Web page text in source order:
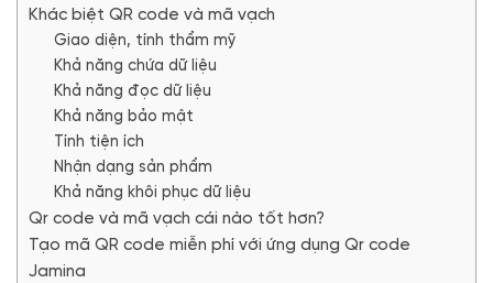
Khác biệt QR code và mã vạch
Giao diện, tính thẩm mỹ
Khả năng chứa dữ liệu
Khả năng đọc dữ liệu
Khả năng bảo mật
Tính tiện ích
Nhận dạng sản phẩm
Khả năng khôi phục dữ liệu
Qr code và mã vạch cái nào tốt hơn?
Tạo mã QR code miễn phí với ứng dụng Qr code
Jamina